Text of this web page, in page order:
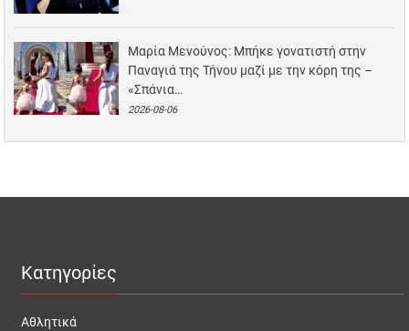
Μαρία Μενούνος: Μπήκε γονατιστή στην
Παναγιά της Τήνου μαζί με την κόρη της –
«Σπάνια…
2026-08-06
Κατηγορίες
Αθλητικά